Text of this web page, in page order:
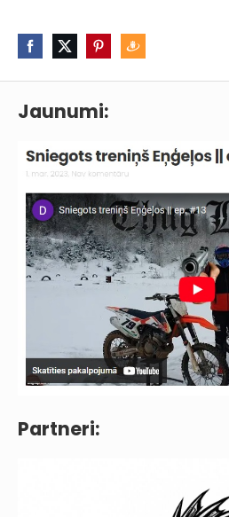
Jaunumi:
Partneri: